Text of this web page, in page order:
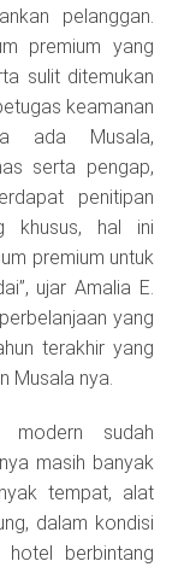
pelanggan.
premium yang
sulit ditemukan
keamanan
ada Musala,
serta pengap,
penitipan
khusus, hal ini
premium untuk
ujar Amalia E.
yang
terakhir yang
Musala nya.
modern sudah
masih banyak
tempat, alat
dalam kondisi
berbintang